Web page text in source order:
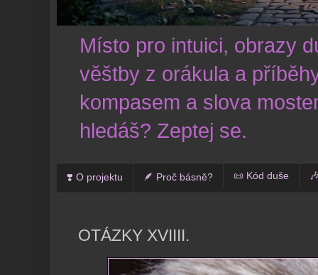
Místo pro intuici, obrazy
věštby z orákula a
kompasem a slova
hledáš? Zeptej se.
❣️ O projektu 🪶 Proč básně? 📜 Kód duše
OTÁZKY XVIIII.